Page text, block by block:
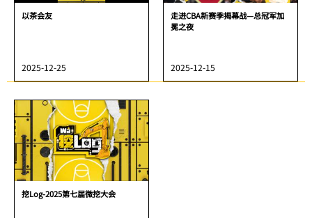
以茶会友
2025-12-25
走进CBA新赛季揭幕战—总冠军加
冕之夜
2025-12-15
挖Log-2025第七届微挖大会